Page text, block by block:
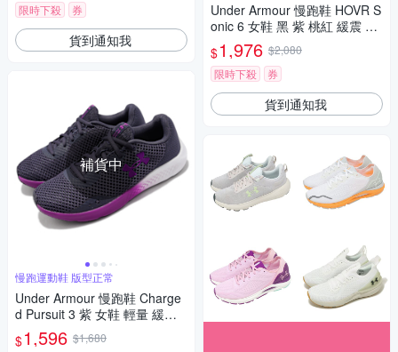
限時下殺
券
貨到通知我
補貨中
慢跑運動鞋 版型正常
Under Armour 慢跑鞋 Charge
d Pursuit 3 紫 女鞋 輕量 緩震
路跑 運動鞋 UA 3024889500
$1,596 $1,680
Under Armour 慢跑鞋 HOVR S
onic 6 女鞋 黑 紫 桃紅 緩震 透
氣 運動鞋 UA 3026128002
$1,976 $2,080
限時下殺
券
貨到通知我